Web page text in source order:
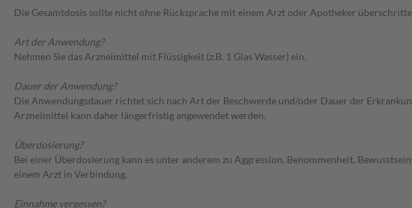
Die Gesamtdosis sollte nicht ohne Rücksprache mit einem Arzt oder Apotheker
Art der Anwendung?
Nehmen Sie das Arzneimittel mit Flüssigkeit (z.B. 1 Glas Wasser) ein.
Dauer der Anwendung?
Die Anwendungsdauer richtet sich nach Art der Beschwerde und/oder Dauer der
Arzneimittel kann daher längerfristig angewendet werden.
Überdosierung?
Bei einer Überdosierung kann es unter anderem zu Aggression, Benommenheit,
einem Arzt in Verbindung.
Einnahme vergessen?